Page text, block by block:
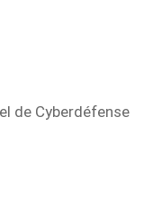
de Cyberdéfense